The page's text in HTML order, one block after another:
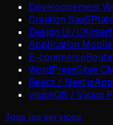
Développement
Création SaaS
Design UI/UX
Application Mobile
E-commerce
WordPressSites
React / Next.js
visionOS / Vision
Tous les services